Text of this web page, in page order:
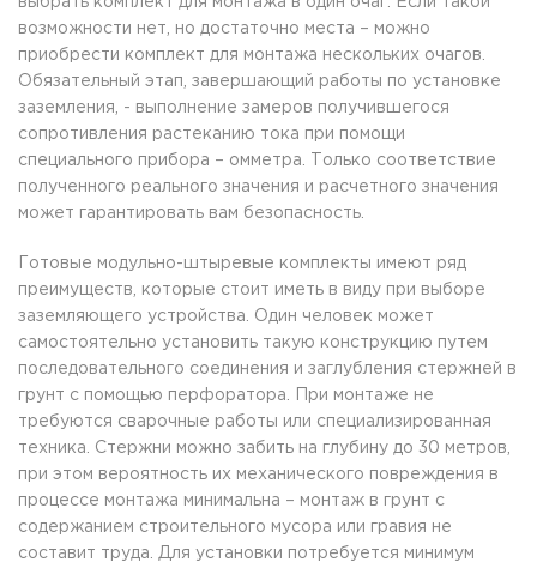
возможности нет, но достаточно места – можно
приобрести комплект для монтажа нескольких очагов.
Обязательный этап, завершающий работы по установке
заземления, - выполнение замеров получившегося
сопротивления растеканию тока при помощи
специального прибора – омметра. Только соответствие
полученного реального значения и расчетного значения
может гарантировать вам безопасность.
Готовые модульно-штыревые комплекты имеют ряд
преимуществ, которые стоит иметь в виду при выборе
заземляющего устройства. Один человек может
самостоятельно установить такую конструкцию путем
последовательного соединения и заглубления стержней в
грунт с помощью перфоратора. При монтаже не
требуются сварочные работы или специализированная
техника. Стержни можно забить на глубину до 30 метров,
при этом вероятность их механического повреждения в
процессе монтажа минимальна – монтаж в грунт с
содержанием строительного мусора или гравия не
составит труда. Для установки потребуется минимум